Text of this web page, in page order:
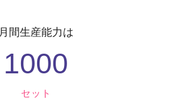
月間生産能力は
1000
セット